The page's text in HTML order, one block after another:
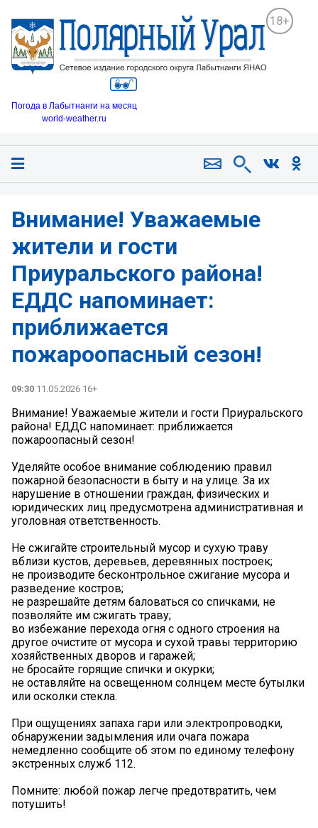
18+
Погода в Лабытнанги на месяц
world-weather.ru
Внимание! Уважаемые
жители и гости
Приуральского района!
ЕДДС напоминает:
приближается
пожароопасный сезон!
09:30 11.05.2026 16+
Внимание! Уважаемые жители и гости Приуральского
района! ЕДДС напоминает: приближается
пожароопасный сезон!
Уделяйте особое внимание соблюдению правил
пожарной безопасности в быту и на улице. За их
нарушение в отношении граждан, физических и
юридических лиц предусмотрена административная и
уголовная ответственность.
Не сжигайте строительный мусор и сухую траву
вблизи кустов, деревьев, деревянных построек;
не производите бесконтрольное сжигание мусора и
разведение костров;
не разрешайте детям баловаться со спичками, не
позволяйте им сжигать траву;
во избежание перехода огня с одного строения на
другое очистите от мусора и сухой травы территорию
хозяйственных дворов и гаражей;
не бросайте горящие спички и окурки;
не оставляйте на освещенном солнцем месте бутылки
или осколки стекла.
При ощущениях запаха гари или электропроводки,
обнаружении задымления или очага пожара
немедленно сообщите об этом по единому телефону
экстренных служб 112.
Помните: любой пожар легче предотвратить, чем
потушить!